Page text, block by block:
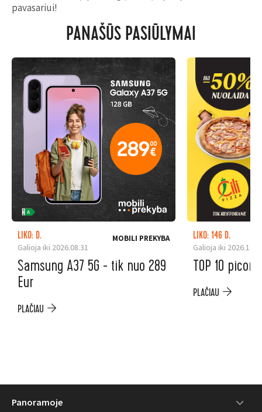
pavasariui!
PANAŠŪS PASIŪLYMAI
LIKO: D.
Galioja iki 2026.08.31
MOBILI PREKYBA
Samsung A37 5G - tik nuo 289
Eur
PLAČIAU
LIKO: 146 D.
Galioja iki
TOP 10
PLAČIAU
Panoramoje